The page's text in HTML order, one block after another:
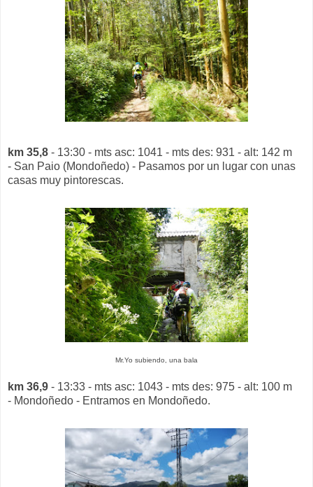
km 35,8 - 13:30 - mts asc: 1041 - mts des: 931 - alt: 142 m
- San Paio (Mondoñedo) - Pasamos por un lugar con unas
casas muy pintorescas.
Mr.Yo subiendo, una bala
km 36,9 - 13:33 - mts asc: 1043 - mts des: 975 - alt: 100 m
- Mondoñedo - Entramos en Mondoñedo.